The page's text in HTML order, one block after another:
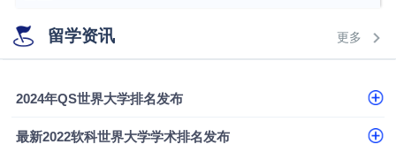
硕士录取
数学背景的他，靠“供应链”故事敲开哥大、宾大之门
专科逆袭伦敦大学学院UCL录取案例解析
留学资讯 更多
2024年QS世界大学排名发布
最新2022软科世界大学学术排名发布